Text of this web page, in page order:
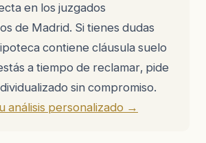
en los juzgados
de Madrid. Si tienes dudas
contiene cláusula suelo
a tiempo de reclamar, pide
sin compromiso.
análisis personalizado →